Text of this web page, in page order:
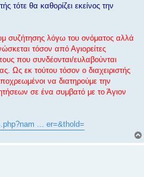
τότε θα καθορίζει εκείνος την
συζήτησης λόγω του ονόματος αλλά
τόσον από Αγιορείτες
που συνδέονται/ευλαβούνται
Ως εκ τούτου τόσον ο διαχειριστής
να διατηρούμε την
σε ένα συμβατό με το Άγιον
... er=&thold=